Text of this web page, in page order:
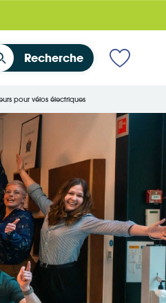
Recherche
pour vélos électriques